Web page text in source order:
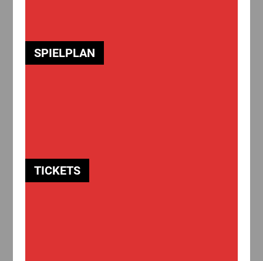
SPIELPLAN
TICKETS